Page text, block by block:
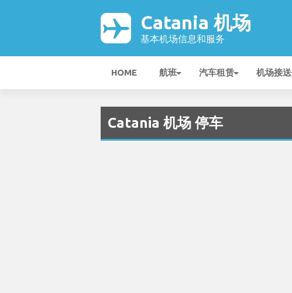
Catania 机场
基本机场信息和服务
HOME 航班 汽车租赁 机场接送
Catania 机场 停车